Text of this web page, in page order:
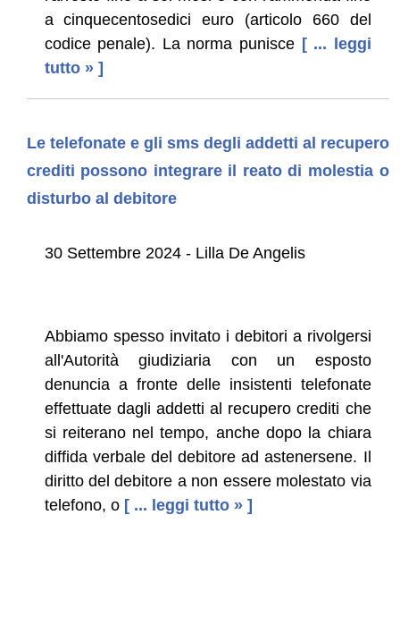
a cinquecentosedici euro (articolo 660 del
codice penale). La norma punisce [ ... leggi
tutto » ]
Le telefonate e gli sms degli addetti al recupero
crediti possono integrare il reato di molestia o
disturbo al debitore
30 Settembre 2024 - Lilla De Angelis
Abbiamo spesso invitato i debitori a rivolgersi
all'Autorità giudiziaria con un esposto
denuncia a fronte delle insistenti telefonate
effettuate dagli addetti al recupero crediti che
si reiterano nel tempo, anche dopo la chiara
diffida verbale del debitore ad astenersene. Il
diritto del debitore a non essere molestato via
telefono, o [ ... leggi tutto » ]